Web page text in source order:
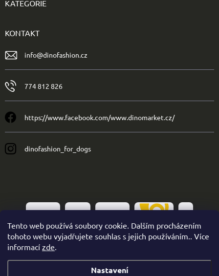
Tento web používá soubory cookie. Dalším procházením
tohoto webu vyjadřujete souhlas s jejich používáním.. Více
informací zde.
Nastavení
KATEGORIE
KONTAKT
info@dinofashion.cz
774 812 826
https://www.facebook.com/www.dinomarket.cz/
dinofashion_for_dogs